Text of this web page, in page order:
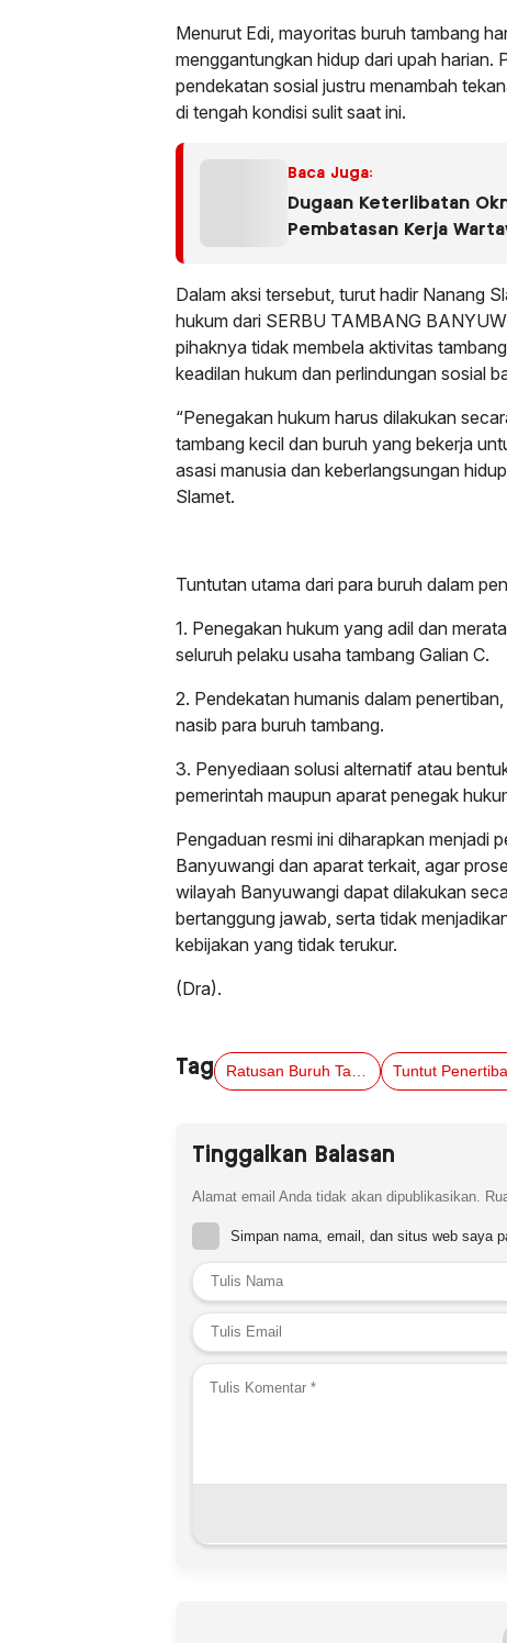
Menurut Edi, mayoritas buruh tambang
menggantungkan hidup dari upah harian.
pendekatan sosial justru menambah
di tengah kondisi sulit saat ini.
Baca Juga:
Dugaan Keterlibatan
Pembatasan Kerja
Dalam aksi tersebut, turut hadir Nanang
hukum dari SERBU TAMBANG
pihaknya tidak membela aktivitas
keadilan hukum dan perlindungan sosial
“Penegakan hukum harus dilakukan
tambang kecil dan buruh yang bekerja
asasi manusia dan keberlangsungan
Slamet.
Tuntutan utama dari para buruh dalam
1. Penegakan hukum yang adil dan
seluruh pelaku usaha tambang Galian C.
2. Pendekatan humanis dalam
nasib para buruh tambang.
3. Penyediaan solusi alternatif atau
pemerintah maupun aparat penegak
Pengaduan resmi ini diharapkan menjadi
Banyuwangi dan aparat terkait, agar
wilayah Banyuwangi dapat dilakukan
bertanggung jawab, serta tidak
kebijakan yang tidak terukur.
(Dra).
Tag
Tinggalkan Balasan
Alamat email Anda tidak akan dipublikasikan.
Simpan nama, email, dan situs web saya